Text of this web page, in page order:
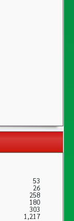
53
26
258
180
303
1,217